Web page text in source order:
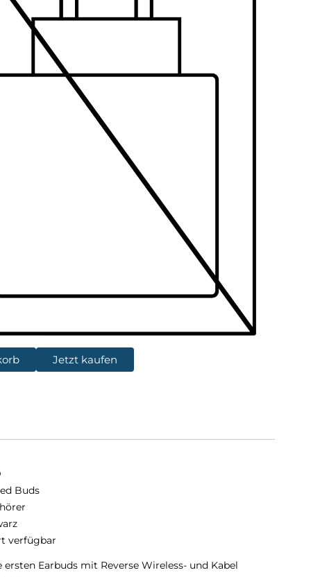
Jetzt kaufen
Buds
verfügbar
Earbuds mit Reverse Wireless- und Kabel